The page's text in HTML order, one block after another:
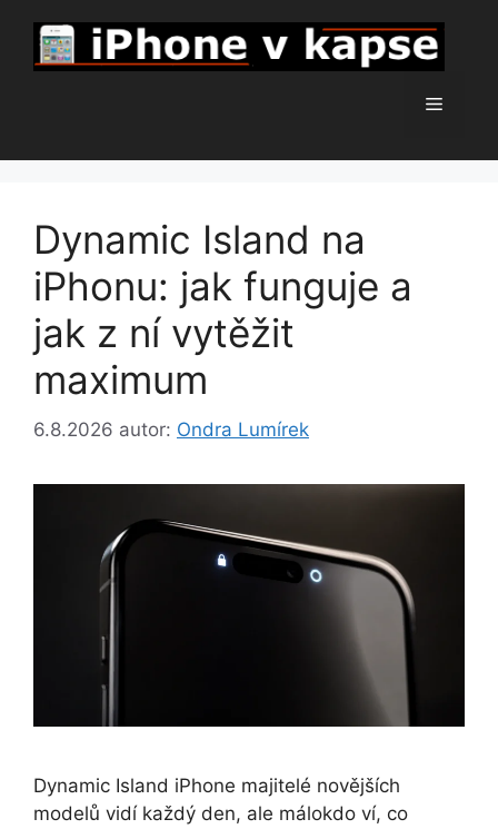
obsah
Menu
Dynamic Island na
iPhonu: jak funguje a
jak z ní vytěžit
maximum
6.8.2026 autor: Ondra Lumírek
Dynamic Island iPhone majitelé novějších
modelů vidí každý den, ale málokdo ví, co